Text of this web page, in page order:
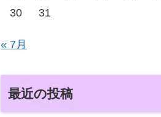
30
31
« 7月
最近の投稿